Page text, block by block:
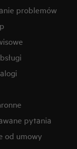
problemów
pytania
od umowy